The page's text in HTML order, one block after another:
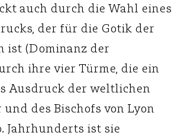
auch durch die Wahl eines
der für die Gotik der
ist (Dominanz der
ihre vier Türme, die ein
Ausdruck der weltlichen
des Bischofs von Lyon
Jahrhunderts ist sie